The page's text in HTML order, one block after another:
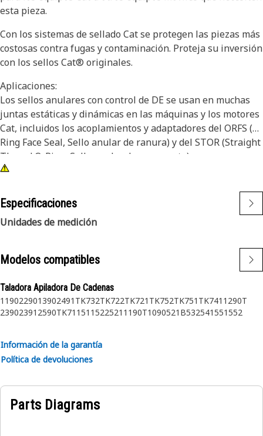
esta pieza.
Con los sistemas de sellado Cat se protegen las piezas más
costosas contra fugas y contaminación. Proteja su inversión
con los sellos Cat® originales.
Aplicaciones:
Los sellos anulares con control de DE se usan en muchas
juntas estáticas y dinámicas en las máquinas y los motores
Cat, incluidos los acoplamientos y adaptadores del ORFS (O-
Ring Face Seal, Sello anular de ranura) y del STOR (Straight
Thread O-Ring, Sello anular de rosca recta).
Especificaciones
Unidades de medición
Modelos compatibles
Taladora Apiladora De Cadenas
1190229013902491 TK732TK722TK721 TK752TK751 TK741 1290T
23902391 2590TK711511522521 1190T1090521B532541551552
Información de la garantía
Política de devoluciones
Parts Diagrams